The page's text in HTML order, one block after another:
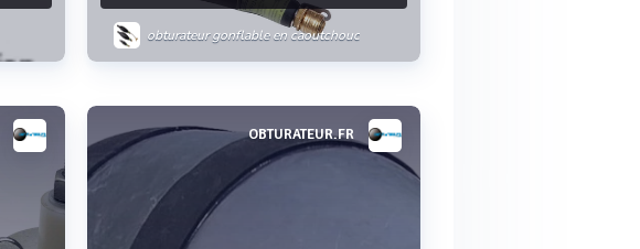
obturateur gonflable en caoutchouc
Voir plus
OBTURATEUR.FR